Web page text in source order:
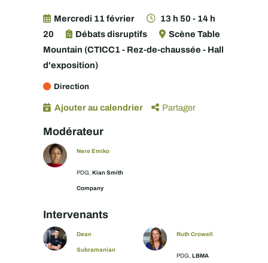
Mercredi 11 février
13 h 50 - 14 h
20
Débats disruptifs
Scène Table
Mountain (CTICC1 - Rez-de-chaussée - Hall
d'exposition)
Direction
Ajouter au calendrier Partager
Modérateur
Nere Emiko
PDG, Kian Smith
Company
Intervenants
Dean
Subramanian
Ruth Crowell
PDG, LBMA